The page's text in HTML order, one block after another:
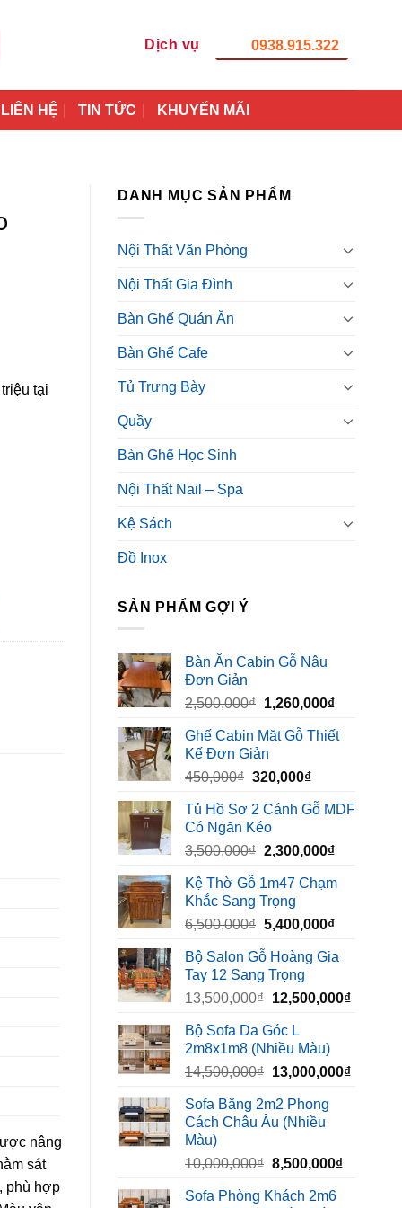
Dịch vụ 0938.915.322
LIÊN HỆ TIN TỨC KHUYẾN MÃI
DANH MỤC SẢN PHẨM
Nội Thất Văn Phòng
Nội Thất Gia Đình
Bàn Ghế Quán Ăn
Bàn Ghế Cafe
Tủ Trưng Bày
Quầy
Bàn Ghế Học Sinh
Nội Thất Nail – Spa
Kệ Sách
Đồ Inox
SẢN PHẨM GỢI Ý
Bàn Ăn Cabin Gỗ Nâu
Đơn Giản
2,500,000₫ Giá
là:
2,500,000₫.
1,260,000₫Giá
tại
Ghế Cabin Mặt Gỗ Thiết
Kế Đơn Giản
450,000₫ Giá
là:
450,000₫.
320,000₫Giá
tại
320,000₫.
Tủ Hồ Sơ 2 Cánh Gỗ MDF
Có Ngăn Kéo
3,500,000₫ Giá
là:
3,500,000₫.
2,300,000₫Giá
tại
Kệ Thờ Gỗ 1m47 Chạm
Khắc Sang Trọng
6,500,000₫ Giá
là:
6,500,000₫.
5,400,000₫Giá
tại
Bộ Salon Gỗ Hoàng Gia
Tay 12 Sang Trọng
13,500,000₫ Giá
là:
13,500,000₫.
12,500,000₫Giá
Bộ Sofa Da Góc L
2m8x1m8 (Nhiều Màu)
14,500,000₫ Giá
là:
14,500,000₫.
13,000,000₫Giá
Sofa Băng 2m2 Phong
Cách Châu Âu (Nhiều
Màu)
10,000,000₫ Giá
là:
8,500,000₫Giá
Sofa Phòng Khách 2m6
tại
nâng
sát
phù hợp